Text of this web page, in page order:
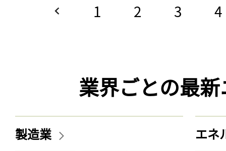
1 2 3 4
業界ごとの最
製造業 エネ